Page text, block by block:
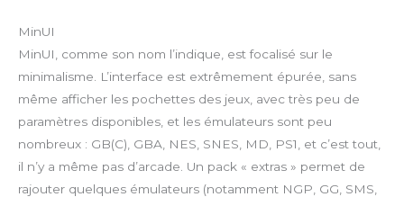
MinUI
MinUI, comme son nom l’indique, est focalisé sur le
minimalisme. L’interface est extrêmement épurée, sans
même afficher les pochettes des jeux, avec très peu de
paramètres disponibles, et les émulateurs sont peu
nombreux : GB(C), GBA, NES, SNES, MD, PS1, et c’est tout,
il n’y a même pas d’arcade. Un pack « extras » permet de
rajouter quelques émulateurs (notamment NGP, GG, SMS,